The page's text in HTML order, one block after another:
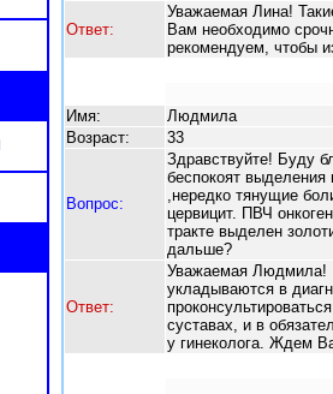
Ответ:
Уважаемая Лина!
Вам необходимо
рекомендуем, чтобы
Имя:
Людмила
Возраст:
33
Вопрос:
Здравствуйте! Буду
беспокоят
,нередко тянущие
цервицит. ПВЧ
тракте выделен
дальше?
Ответ:
Уважаемая Людмила!
укладываются в
суставах, и в
у гинеколога. Ждем